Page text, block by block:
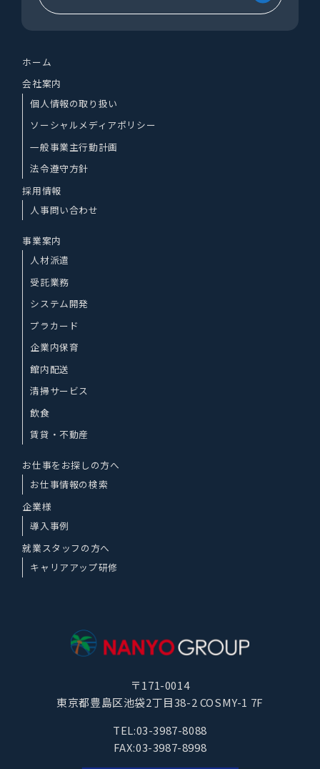
ホーム
会社案内
個人情報の取り扱い
ソーシャルメディアポリシー
一般事業主行動計画
法令遵守方針
採用情報
人事問い合わせ
事業案内
人材派遣
受託業務
システム開発
プラカード
企業内保育
館内配送
清掃サービス
飲食
賃貸・不動産
お仕事をお探しの方へ
お仕事情報の検索
企業様
導入事例
就業スタッフの方へ
キャリアアップ研修
〒171-0014
東京都豊島区池袋2丁目38-2 COSMY-1 7F
TEL:03-3987-8088
FAX:03-3987-8998